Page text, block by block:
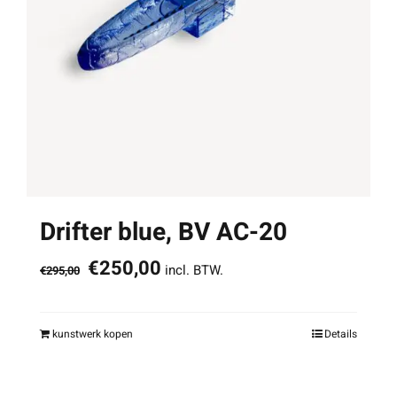
Drifter blue, BV AC-20
€295,00 Oorspronkelijke
€250,00 Huidige
incl. BTW.
kunstwerk kopen Details